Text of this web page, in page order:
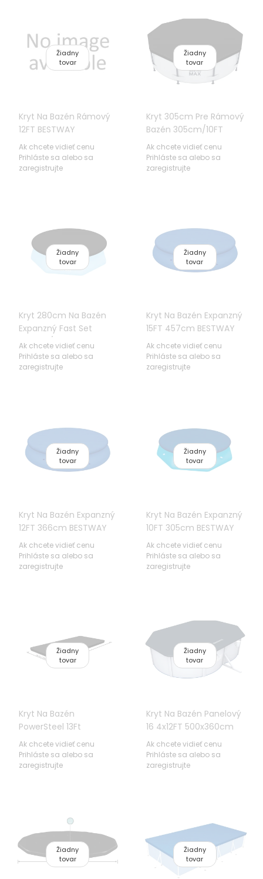
Žiadny
tovar
Kryt Na Bazén Rámový
12FT BESTWAY
Ak chcete vidieť cenu
Prihláste sa alebo sa
zaregistrujte
Žiadny
tovar
Kryt 305cm Pre Rámový
Bazén 305cm/10FT
BESTWAY
Ak chcete vidieť cenu
Prihláste sa alebo sa
zaregistrujte
Žiadny
tovar
Kryt 280cm Na Bazén
Expanzný Fast Set
244cm/8FT BESTWAY
Ak chcete vidieť cenu
Prihláste sa alebo sa
zaregistrujte
Žiadny
tovar
Kryt Na Bazén Expanzný
15FT 457cm BESTWAY
Ak chcete vidieť cenu
Prihláste sa alebo sa
zaregistrujte
Žiadny
tovar
Kryt Na Bazén Expanzný
12FT 366cm BESTWAY
Ak chcete vidieť cenu
Prihláste sa alebo sa
zaregistrujte
Žiadny
tovar
Kryt Na Bazén Expanzný
10FT 305cm BESTWAY
Ak chcete vidieť cenu
Prihláste sa alebo sa
zaregistrujte
Žiadny
tovar
Kryt Na Bazén
PowerSteel 13Ft
BESTWAY
Ak chcete vidieť cenu
Prihláste sa alebo sa
zaregistrujte
Žiadny
tovar
Kryt Na Bazén Panelový
16 4x12FT 500x360cm
BESTWAY
Ak chcete vidieť cenu
Prihláste sa alebo sa
zaregistrujte
Žiadny
tovar
Žiadny
tovar